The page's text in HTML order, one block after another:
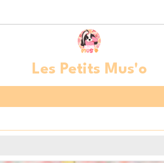
Les Petits Mus'o